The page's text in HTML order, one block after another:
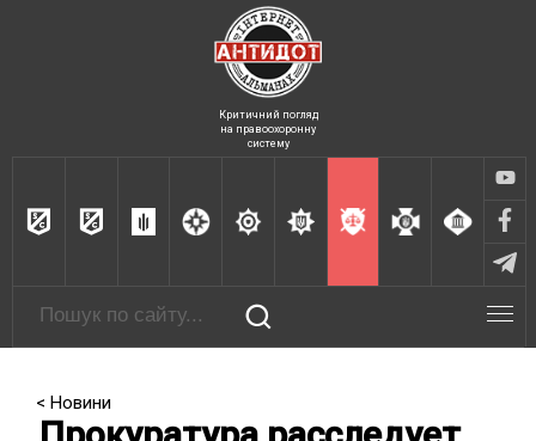
Критичний погляд
на правоохоронну
систему
< Новини